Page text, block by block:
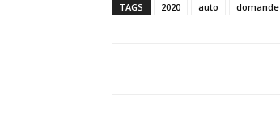
TAGS 2020 auto domande